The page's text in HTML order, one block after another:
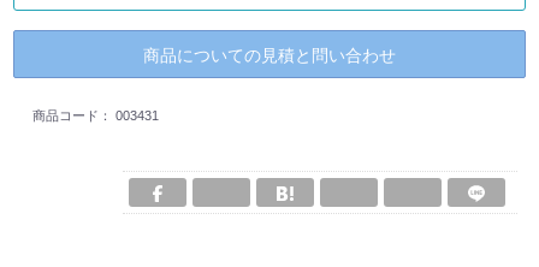
商品についての見積と問い合わせ
商品コード： 003431